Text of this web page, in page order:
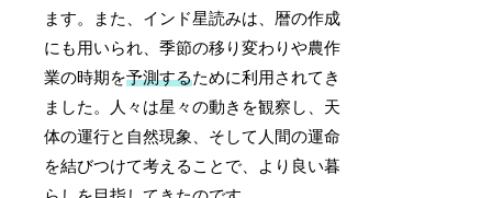
ます。また、インド星読みは、暦の作成
にも用いられ、季節の移り変わりや農作
業の時期を予測するために利用されてき
ました。人々は星々の動きを観察し、天
体の運行と自然現象、そして人間の運命
を結びつけて考えることで、より良い暮